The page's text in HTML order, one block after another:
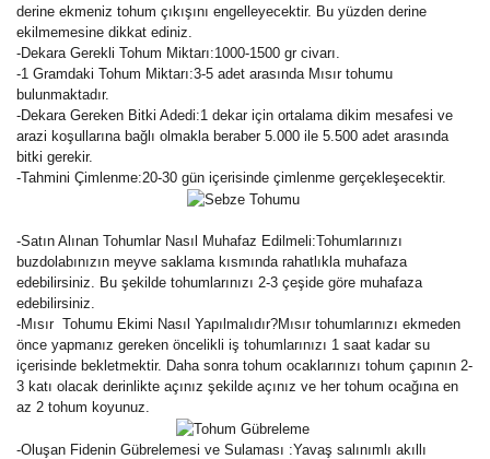
derine ekmeniz tohum çıkışını engelleyecektir. Bu yüzden derine
ekilmemesine dikkat ediniz.
-Dekara Gerekli Tohum Miktarı:1000-1500 gr civarı.
-1 Gramdaki Tohum Miktarı:3-5 adet arasında Mısır tohumu
bulunmaktadır.
-Dekara Gereken Bitki Adedi:1 dekar için ortalama dikim mesafesi ve
arazi koşullarına bağlı olmakla beraber 5.000 ile 5.500 adet arasında
bitki gerekir.
-Tahmini Çimlenme:20-30 gün içerisinde çimlenme gerçekleşecektir.
-Satın Alınan Tohumlar Nasıl Muhafaz Edilmeli:Tohumlarınızı
buzdolabınızın meyve saklama kısmında rahatlıkla muhafaza
edebilirsiniz. Bu şekilde tohumlarınızı 2-3 çeşide göre muhafaza
edebilirsiniz.
-Mısır Tohumu Ekimi Nasıl Yapılmalıdır?Mısır tohumlarınızı ekmeden
önce yapmanız gereken öncelikli iş tohumlarınızı 1 saat kadar su
içerisinde bekletmektir. Daha sonra tohum ocaklarınızı tohum çapının 2-
3 katı olacak derinlikte açınız şekilde açınız ve her tohum ocağına en
az 2 tohum koyunuz.
-Oluşan Fidenin Gübrelemesi ve Sulaması :Yavaş salınımlı akıllı